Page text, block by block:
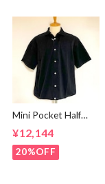
Mini Pocket Half
Sleeve Shirts Black
¥12,144
20%OFF